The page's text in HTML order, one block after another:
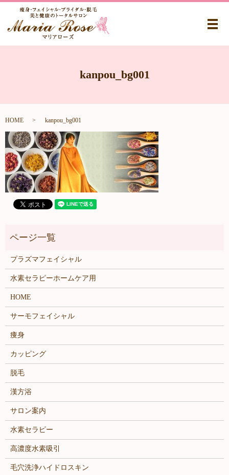
メ
kanpou_bg001
HOME kanpou_bg001
プラズマフェイシャル
水素セラピーホームケア用
HOME
サーモフェイシャル
痩身
カッピング
脱毛
漢方浴
サロン案内
水素セラピー
高濃度水素吸引
毛穴洗浄ハイドロスキン